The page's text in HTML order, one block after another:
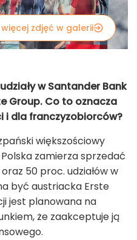
więcej zdjęć w galerii
w Santander Bank
Group. Co to oznacza
i dla franczyzobiorców?
większościowy
zamierza sprzedać
50 proc. udziałów w
być austriacka Erste
jest planowana na
że zaakceptuje ją